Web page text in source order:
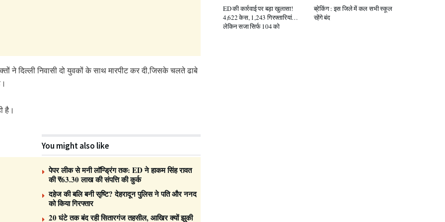
ने दिल्ली निवासी दो युवकों के साथ मारपीट कर दी,जिसके चलते ढाबे
है।
You might also like
पेपर लीक से मनी लॉन्ड्रिंग तक: ED ने हाकम सिंह रावत
की ₹63.30 लाख की संपत्ति की कुर्क
दहेज की बलि बनी सृष्टि? देहरादून पुलिस ने पति और ननद
को किया गिरफ्तार
20 घंटे तक बंद रही सितारगंज तहसील, आखिर क्यों झुकी
ED की कार्रवाई पर बड़ा खुलासा!
4,622 केस, 1,243 गिरफ्तारियां…
लेकिन सजा सिर्फ 104 को
ब्रेकिंग : इस जिले में कल सभी स्कूल
रहेंगे बंद